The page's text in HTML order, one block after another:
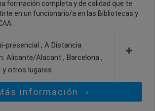
formación completa y de calidad que te
en un funcionario/a en las Bibliotecas y
presencial , A Distancia
Alicante/Alacant , Barcelona ,
y otros lugares
información